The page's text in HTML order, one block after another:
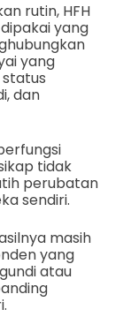
rutin, HFH
yang
yang
dan
tidak
perubatan
sendiri.
masih
yang
atau